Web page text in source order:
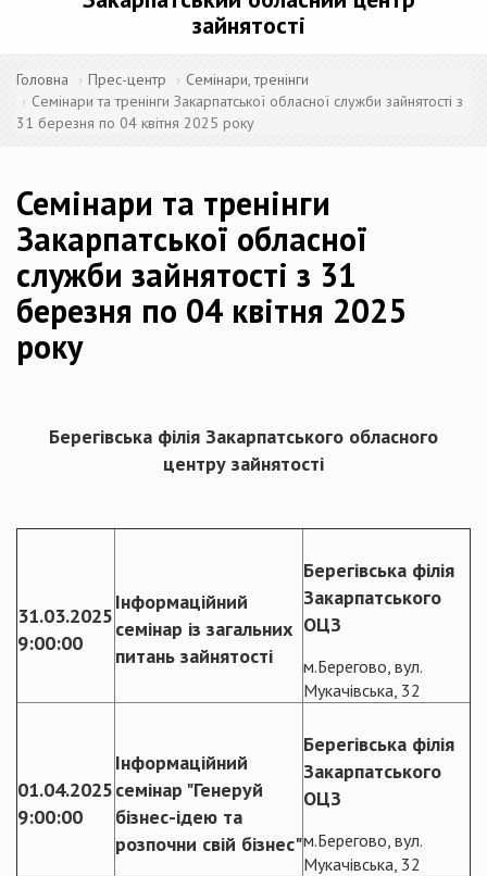
зайнятості
Головна Прес-центр
Семінари, тренінги
Семінари та тренінги Закарпатської обласної служби зайнятості з
31 березня по 04 квітня 2025 року
Семінари та тренінги
Закарпатської обласної
служби зайнятості з 31
березня по 04 квітня 2025
року
Берегівська філія Закарпатського обласного
центру зайнятості
31.03.2025
9:00:00
Інформаційний
семінар із загальних
питань зайнятості
Берегівська філія
Закарпатського
ОЦЗ
м.Берегово, вул.
Мукачівська, 32
01.04.2025
9:00:00
Інформаційний
семінар "Генеруй
бізнес-ідею та
розпочни свій бізнес"
Берегівська філія
Закарпатського
ОЦЗ
м.Берегово, вул.
Мукачівська, 32